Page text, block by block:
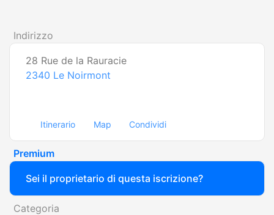
Indirizzo
28 Rue de la Rauracie
2340 Le Noirmont
Itinerario Map Condividi
Premium
Sei il proprietario di questa iscrizione?
Categoria